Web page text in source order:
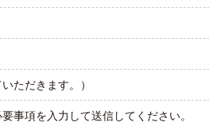
ただきます。）
事項を入力して送信してください。